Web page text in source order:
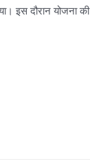
इस दौरान योजना की